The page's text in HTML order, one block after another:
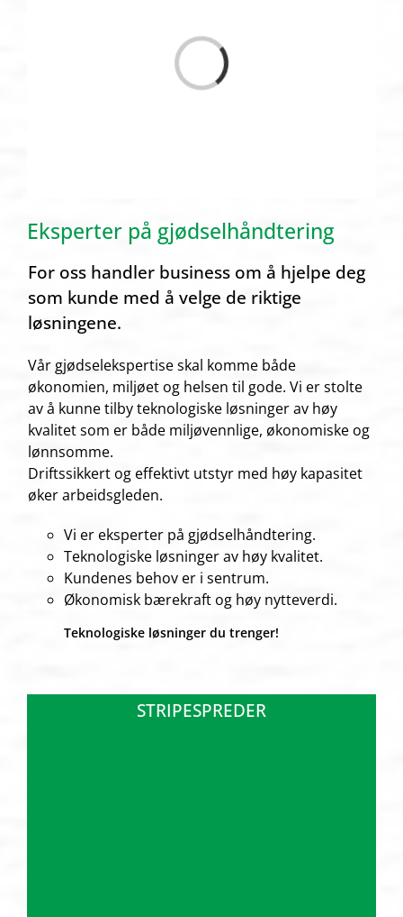
Loading...
Eksperter på gjødselhåndtering
For oss handler business om å hjelpe deg
som kunde med å velge de riktige
løsningene.
Vår gjødselekspertise skal komme både
økonomien, miljøet og helsen til gode. Vi er stolte
av å kunne tilby teknologiske løsninger av høy
kvalitet som er både miljøvennlige, økonomiske og
lønnsomme.
Driftssikkert og effektivt utstyr med høy kapasitet
øker arbeidsgleden.
Vi er eksperter på gjødselhåndtering.
Teknologiske løsninger av høy kvalitet.
Kundenes behov er i sentrum.
Økonomisk bærekraft og høy nytteverdi.
Teknologiske løsninger du trenger!
STRIPESPREDER